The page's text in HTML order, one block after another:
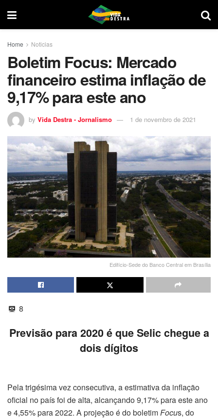
Home Noticias
Boletim Focus: Mercado
financeiro estima inflação de
9,17% para este ano
by Vida Destra - Jornalismo 1 de novembro de 2021
Edifício-Sede do Banco Central em Brasília
8
Previsão para 2020 é que Selic chegue a
dois dígitos
Pela trigésima vez consecutiva, a estimativa da inflação
oficial no país foi de alta, alcançando 9,17% para este ano
e 4,55% para 2022. A projeção é do boletimFocus, do